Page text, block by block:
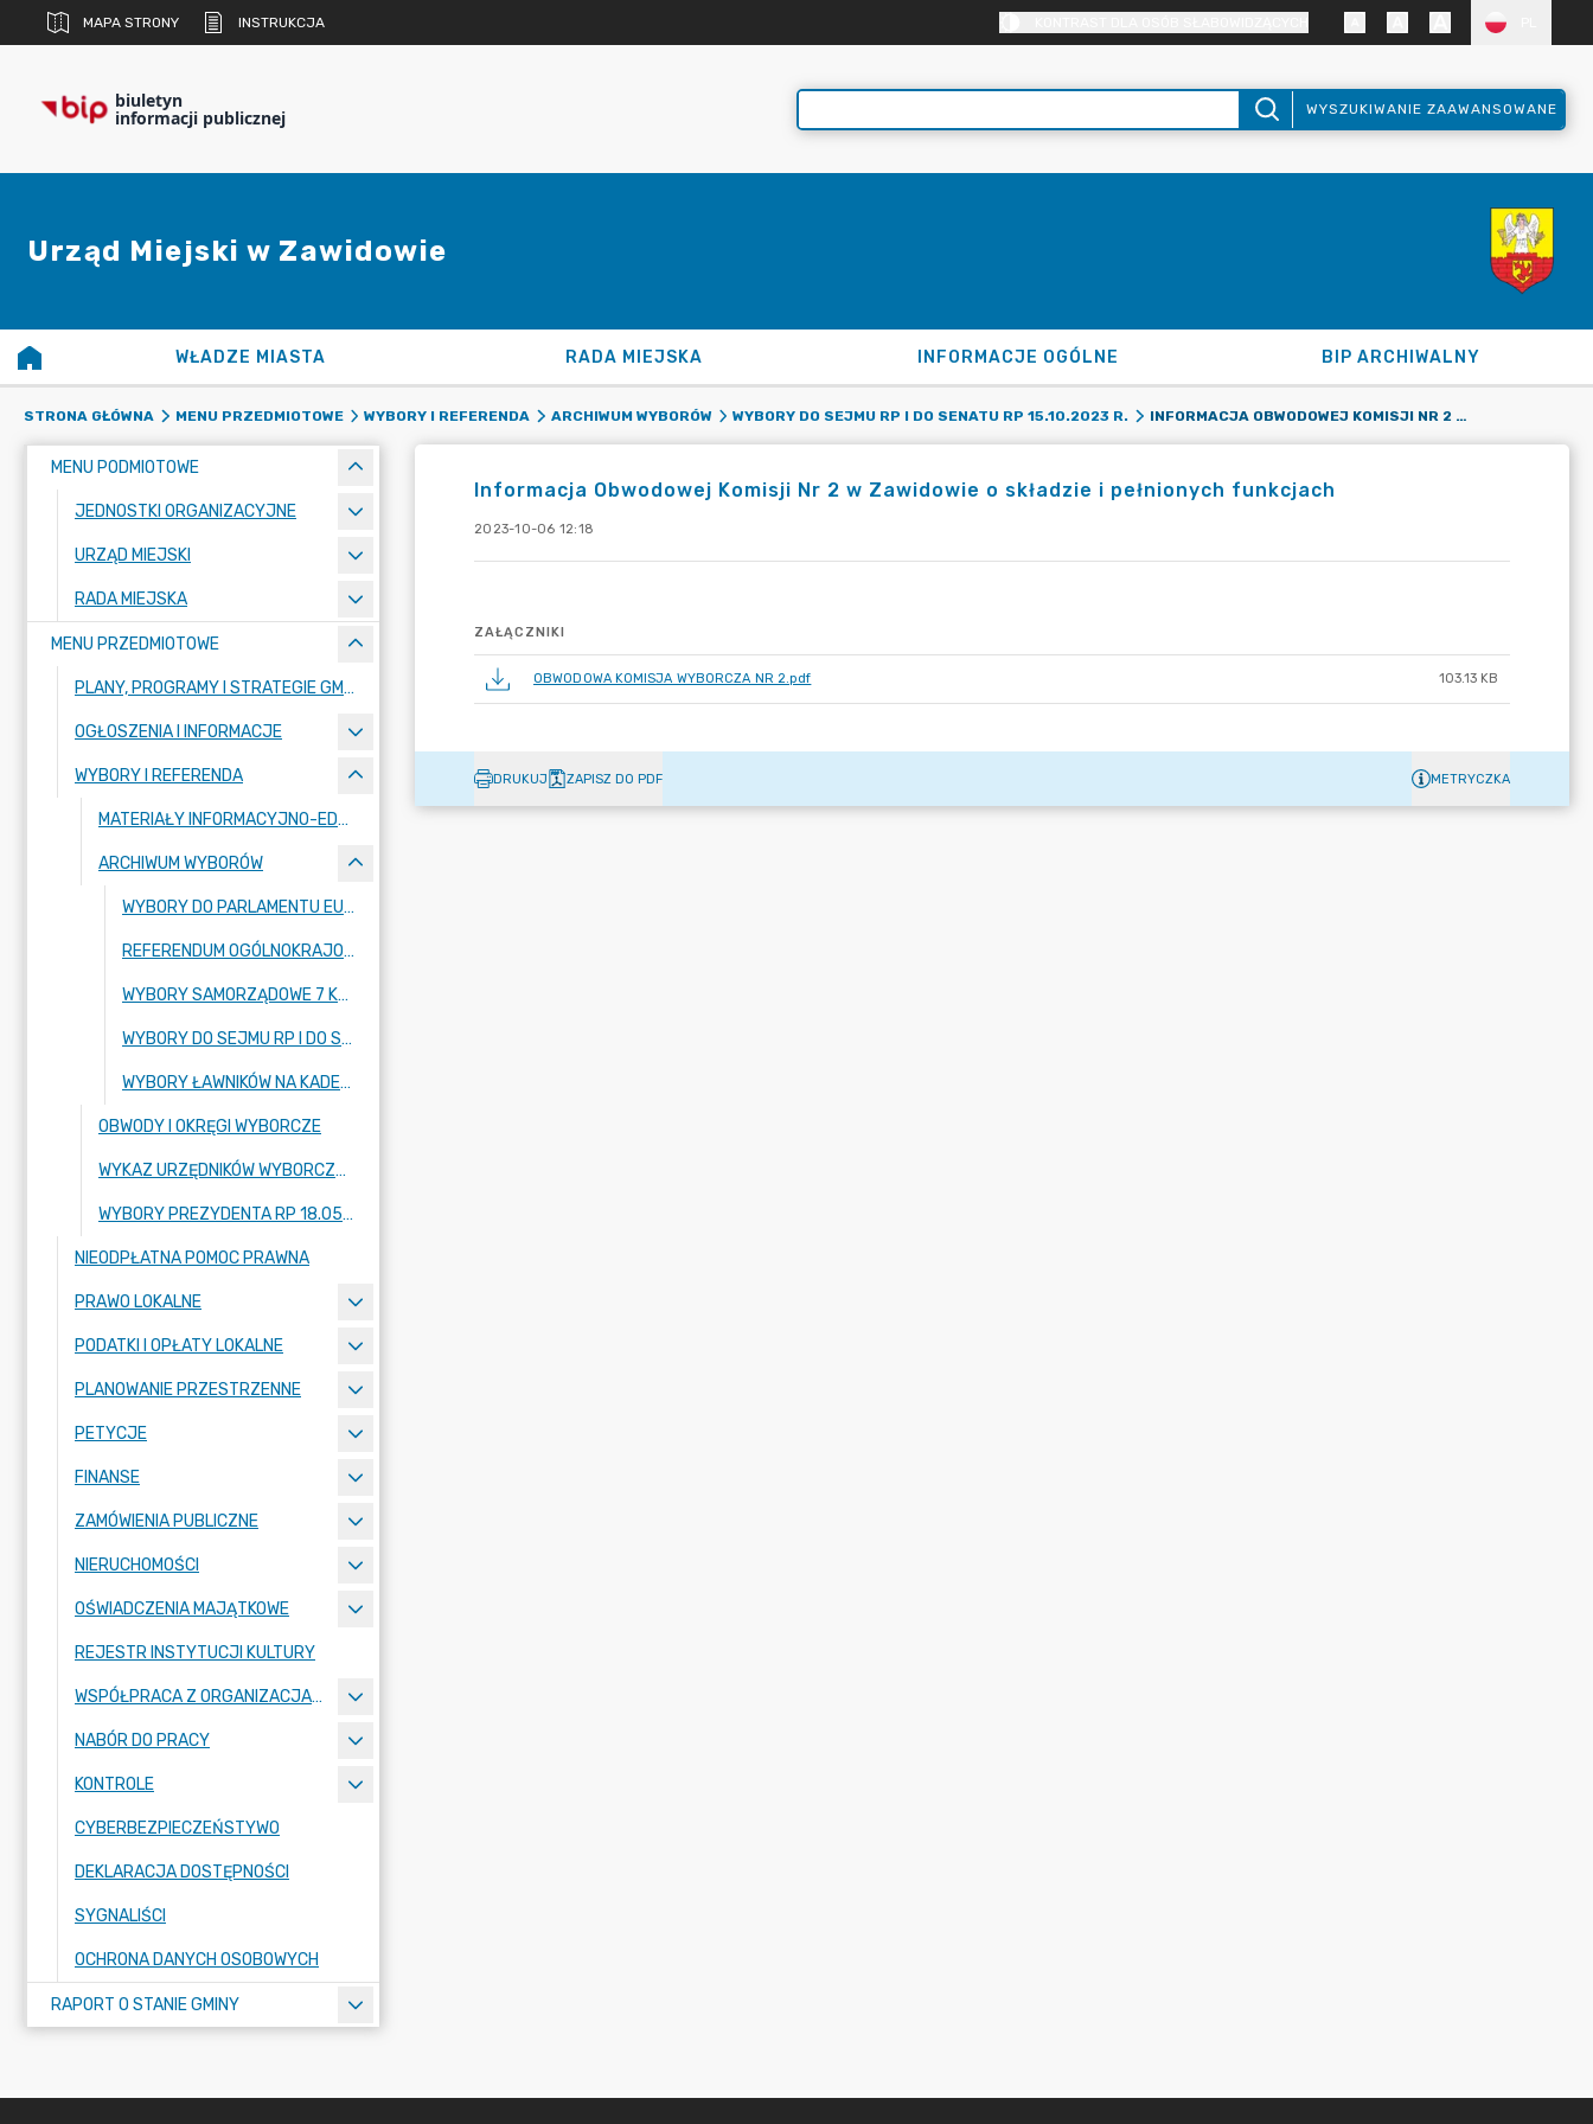
MAPA STRONY INSTRUKCJA
biuletyn
informacji publicznej WYSZUKIWANIE ZAAWANSOWANE
Urząd Miejski w Zawidowie
WŁADZE MIASTA RADA MIEJSKA INFORMACJE OGÓLNE BIP ARCHIWALNY
STRONA GŁÓWNA MENU PRZEDMIOTOWE WYBORY I REFERENDA ARCHIWUM WYBORÓW WYBORY DO SEJMU RP I DO SENATU RP 15.10.2023 R. INFORMACJA OBWODOWEJ KOMISJI NR 2 W ZAWIDOWIE O SKŁADZIE I PEŁNIONYCH FUNKCJACH
MENU PODMIOTOWE
JEDNOSTKI ORGANIZACYJNE
URZĄD MIEJSKI
RADA MIEJSKA
MENU PRZEDMIOTOWE
PLANY, PROGRAMY I STRATEGIE GMINY
OGŁOSZENIA I INFORMACJE
WYBORY I REFERENDA
MATERIAŁY INFORMACYJNO-EDUKACYJNYCH PAŃSTWOWEJ KOMISJI WYBORCZEJ
ARCHIWUM WYBORÓW
WYBORY DO PARLAMENTU EUROPEJSKIEGO 9 CZERWCA 2024 R.
REFERENDUM OGÓLNOKRAJOWE 15.10.2023 R.
WYBORY SAMORZĄDOWE 7 KWIETNIA 2024 R.
WYBORY DO SEJMU RP I DO SENATU RP 15.10.2023 R.
WYBORY ŁAWNIKÓW NA KADENCJĘ 2024 - 2027
OBWODY I OKRĘGI WYBORCZE
WYKAZ URZĘDNIKÓW WYBORCZYCH
WYBORY PREZYDENTA RP 18.05.2025 R.
NIEODPŁATNA POMOC PRAWNA
PRAWO LOKALNE
PODATKI I OPŁATY LOKALNE
PLANOWANIE PRZESTRZENNE
PETYCJE
FINANSE
ZAMÓWIENIA PUBLICZNE
NIERUCHOMOŚCI
OŚWIADCZENIA MAJĄTKOWE
REJESTR INSTYTUCJI KULTURY
WSPÓŁPRACA Z ORGANIZACJAMI POZARZĄDOWYMI
NABÓR DO PRACY
KONTROLE
CYBERBEZPIECZEŃSTYWO
DEKLARACJA DOSTĘPNOŚCI
SYGNALIŚCI
OCHRONA DANYCH OSOBOWYCH
RAPORT O STANIE GMINY
Informacja Obwodowej Komisji Nr 2 w Zawidowie o składzie i pełnionych funkcjach
2023-10-06 12:18
ZAŁĄCZNIKI
OBWODOWA KOMISJA WYBORCZA NR 2.pdf 103.13 KB
DRUKUJ ZAPISZ DO PDF METRYCZKA